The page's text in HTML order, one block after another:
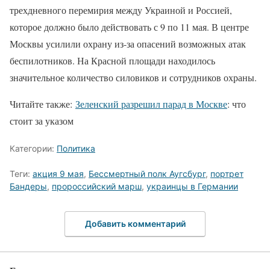
трехдневного перемирия между Украиной и Россией,
которое должно было действовать с 9 по 11 мая. В центре
Москвы усилили охрану из-за опасений возможных атак
беспилотников. На Красной площади находилось
значительное количество силовиков и сотрудников охраны.
Читайте также: Зеленский разрешил парад в Москве: что
стоит за указом
Категории: Политика
Теги: акция 9 мая, Бессмертный полк Аугсбург, портрет
Бандеры, пророссийский марш, украинцы в Германии
Добавить комментарий